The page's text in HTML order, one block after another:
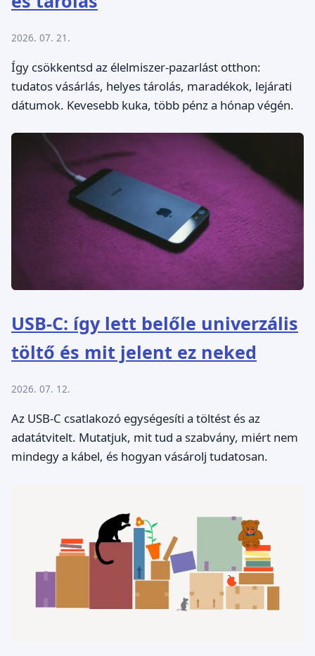
2026. 07. 21.
Így csökkentsd az élelmiszer-pazarlást otthon:
tudatos vásárlás, helyes tárolás, maradékok, lejárati
dátumok. Kevesebb kuka, több pénz a hónap végén.
USB-C: így lett belőle univerzális
töltő és mit jelent ez neked
2026. 07. 12.
Az USB-C csatlakozó egységesíti a töltést és az
adatátvitelt. Mutatjuk, mit tud a szabvány, miért nem
mindegy a kábel, és hogyan vásárolj tudatosan.